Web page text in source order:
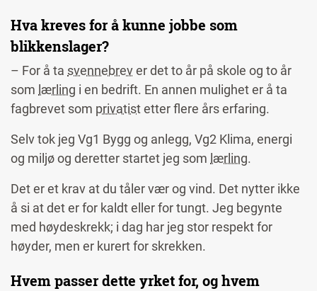
Hva kreves for å kunne jobbe som
blikkenslager?
– For å ta svennebrever det to år på skole og to år
som lærling i en bedrift. En annen mulighet er å ta
fagbrevet som privatistetter flere års erfaring.
Selv tok jeg Vg1 Bygg og anlegg, Vg2 Klima, energi
og miljø og deretter startet jeg som lærling.
Det er et krav at du tåler vær og vind. Det nytter ikke
å si at det er for kaldt eller for tungt. Jeg begynte
med høydeskrekk; i dag har jeg stor respekt for
høyder, men er kurert for skrekken.
Hvem passer dette yrket for, og hvem